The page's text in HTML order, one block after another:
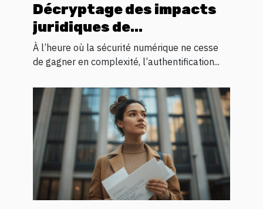
Décryptage des impacts
juridiques de
l'authentification
biométrique
À l’heure où la sécurité numérique ne cesse
de gagner en complexité, l’authentification...